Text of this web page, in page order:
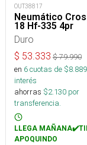
OUT38817
Neumático
18 Hf-335 4pr
Duro
$ 53.333 $79.990
en 6cuotas de $8.889
interés
ahorras $2.130 por
transferencia.
LLEGA
APOQUINDO